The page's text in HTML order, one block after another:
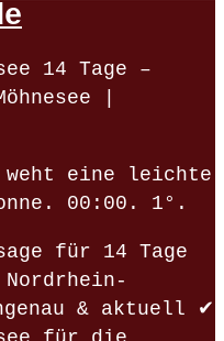
14 Tage –
|
eine leichte
00:00. 1°.
für 14 Tage
& aktuell ✔